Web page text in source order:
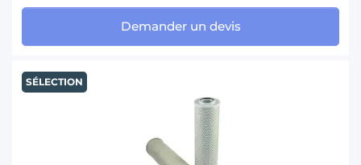
Demander un devis
SÉLECTION